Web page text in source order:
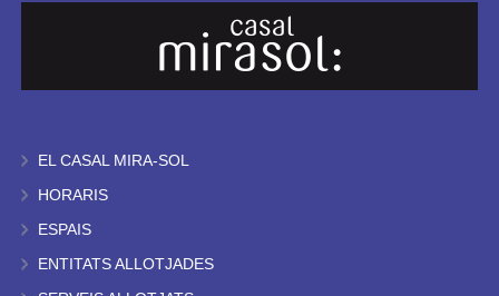
EL CASAL MIRA-SOL
HORARIS
ESPAIS
ENTITATS ALLOTJADES